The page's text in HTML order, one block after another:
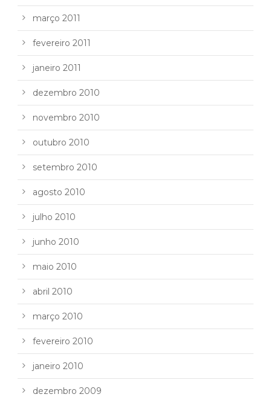
março 2011
fevereiro 2011
janeiro 2011
dezembro 2010
novembro 2010
outubro 2010
setembro 2010
agosto 2010
julho 2010
junho 2010
maio 2010
abril 2010
março 2010
fevereiro 2010
janeiro 2010
dezembro 2009